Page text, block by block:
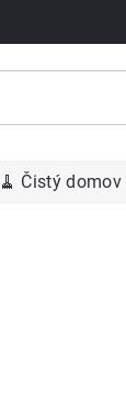
🧹 Čistý